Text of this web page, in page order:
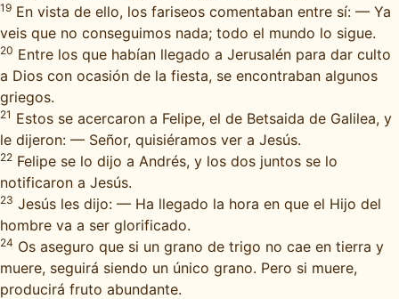
19 En vista de ello, los fariseos comentaban entre sí: — Ya
veis que no conseguimos nada; todo el mundo lo sigue.
20 Entre los que habían llegado a Jerusalén para dar culto
a Dios con ocasión de la fiesta, se encontraban algunos
griegos.
21 Estos se acercaron a Felipe, el de Betsaida de Galilea, y
le dijeron: — Señor, quisiéramos ver a Jesús.
22 Felipe se lo dijo a Andrés, y los dos juntos se lo
notificaron a Jesús.
23 Jesús les dijo: — Ha llegado la hora en que el Hijo del
hombre va a ser glorificado.
24 Os aseguro que si un grano de trigo no cae en tierra y
muere, seguirá siendo un único grano. Pero si muere,
producirá fruto abundante.